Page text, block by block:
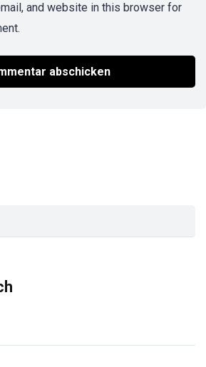
and website in this browser for